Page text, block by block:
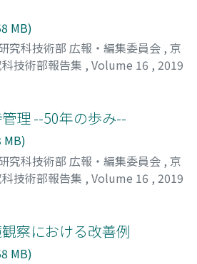
MB)
究科技術部 広報・編集委員会 , 京
技術部報告集 , Volume 16 , 2019
理 --50年の歩み--
MB)
究科技術部 広報・編集委員会 , 京
技術部報告集 , Volume 16 , 2019
タカ;ナイトウ, マサヒロ
察における改善例
MB)